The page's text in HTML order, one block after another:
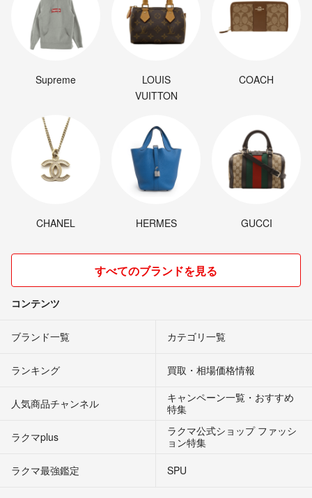
Supreme
LOUIS
VUITTON
COACH
CHANEL HERMES GUCCI
すべてのブランドを見る
コンテンツ
ブランド一覧 カテゴリ一覧
ランキング 買取・相場価格情報
人気商品チャンネル
キャンペーン一覧・おすすめ
特集
ラクマplus
ラクマ公式ショップ ファッシ
ョン特集
ラクマ最強鑑定
SPU